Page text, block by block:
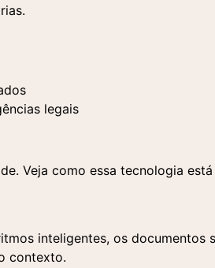
legais
Veja como essa tecnologia está
inteligentes, os documentos
contexto.
nossos especialistas entrará em
e nossa equipe entrará em
personalizada da nossa